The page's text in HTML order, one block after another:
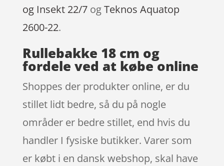
og Insekt 22/7ogTeknos Aquatop
2600-22.
Rullebakke 18 cm og
fordele ved at købe online
Shoppes der produkter online, er du
stillet lidt bedre, så du på nogle
områder er bedre stillet, end hvis du
handler I fysiske butikker. Varer som
er købt i en dansk webshop, skal have